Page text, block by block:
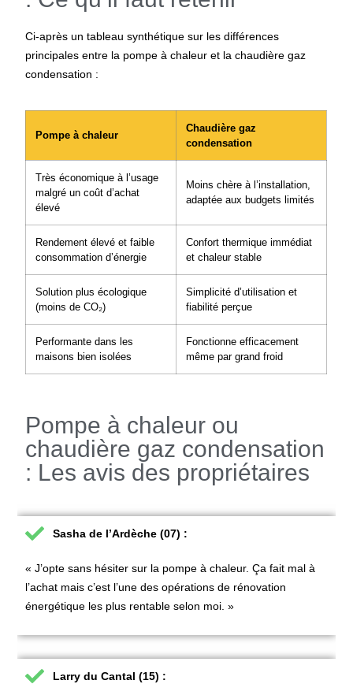
Ci-après un tableau synthétique sur les différences
principales entre la pompe à chaleur et la chaudière gaz
condensation :
Pompe à chaleur
Chaudière gaz
condensation
Très économique à l’usage
malgré un coût d’achat
élevé
Moins chère à l’installation,
adaptée aux budgets limités
Rendement élevé et faible
consommation d’énergie
Confort thermique immédiat
et chaleur stable
Solution plus écologique
(moins de CO₂)
Simplicité d’utilisation et
fiabilité perçue
Performante dans les
maisons bien isolées
Fonctionne efficacement
même par grand froid
Pompe à chaleur ou
chaudière gaz condensation
: Les avis des propriétaires
Sasha de l’Ardèche (07) :
« J’opte sans hésiter sur la pompe à chaleur. Ça fait mal à
l’achat mais c’est l’une des opérations de rénovation
énergétique les plus rentable selon moi. »
Larry du Cantal (15) :